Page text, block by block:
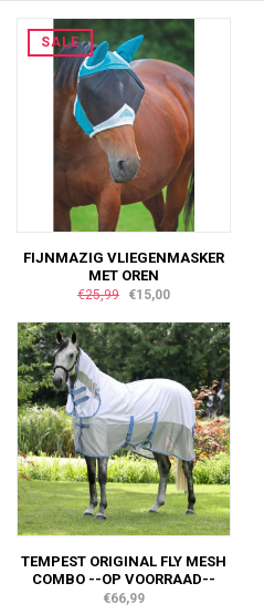
SALE
FIJNMAZIG VLIEGENMASKER
MET OREN
€25,99 €15,00
TEMPEST ORIGINAL FLY MESH
COMBO --OP VOORRAAD--
€66,99